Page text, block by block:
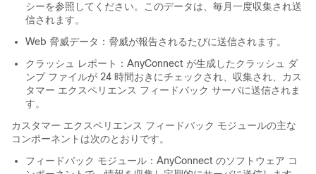
シーを参照してください。このデータは、毎月一度収集され送
信されます。
Web 脅威データ：脅威が報告されるたびに送信されます。
クラッシュ レポート：AnyConnect が生成したクラッシュ ダ
ンプ ファイルが 24 時間おきにチェックされ、収集され、カス
タマー エクスペリエンス フィードバック サーバに送信されま
す。
カスタマー エクスペリエンス フィードバック モジュールの主な
コンポーネントは次のとおりです。
フィードバック モジュール：AnyConnect のソフトウェア コ